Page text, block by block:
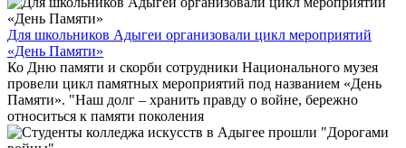
Для школьников Адыгеи организовали цикл мероприятий
«День Памяти»
Ко Дню памяти и скорби сотрудники Национального музея
провели цикл памятных мероприятий под названием «День
Памяти». "Наш долг – хранить правду о войне, бережно
относиться к памяти поколения